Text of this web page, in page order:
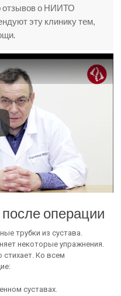
отзывов о НИИТО
эту клинику тем,
операции
трубки из сустава.
некоторые упражнения.
стихает. Ко всем
суставах.